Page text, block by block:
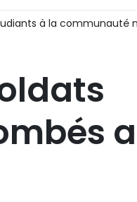
à la communauté